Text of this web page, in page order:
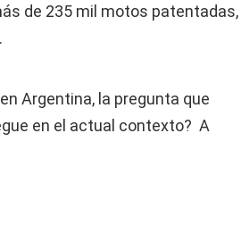
de 235 mil motos patentadas,
Argentina, la pregunta que
en el actual contexto? A